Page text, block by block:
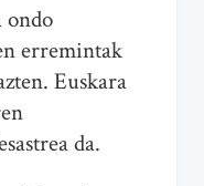
ondo
erremintak
Euskara
da.